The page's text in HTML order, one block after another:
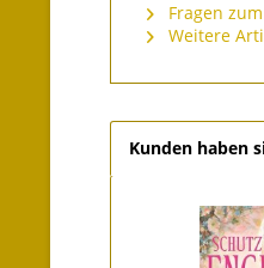
Fragen
Weitere
Kunden haben